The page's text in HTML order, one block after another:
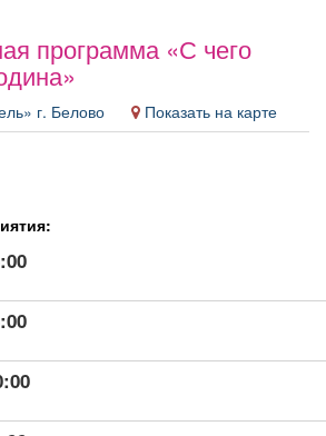
Обучение Проекты
Я - пенсионер
программа «С чего
г. Белово Показать на карте